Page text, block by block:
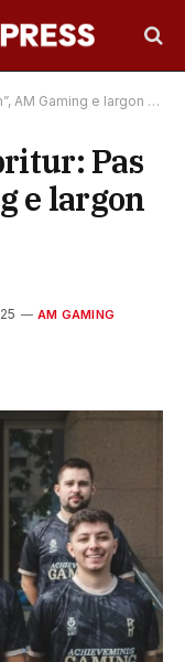
e largon edhe “gxx”
Pas
e largon
AM GAMING